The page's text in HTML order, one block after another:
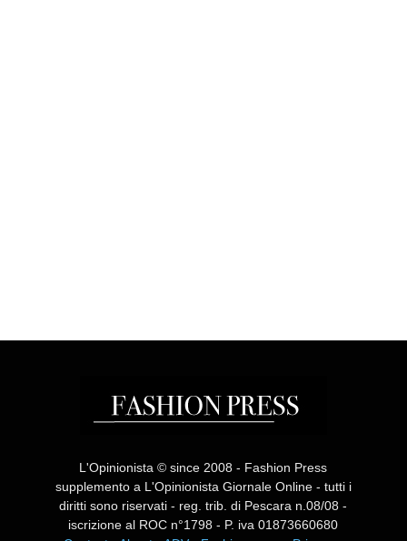
L'Opinionista © since 2008 - Fashion Press
supplemento a L'Opinionista Giornale Online - tutti i
diritti sono riservati - reg. trib. di Pescara n.08/08 -
iscrizione al ROC n°1798 - P. iva 01873660680